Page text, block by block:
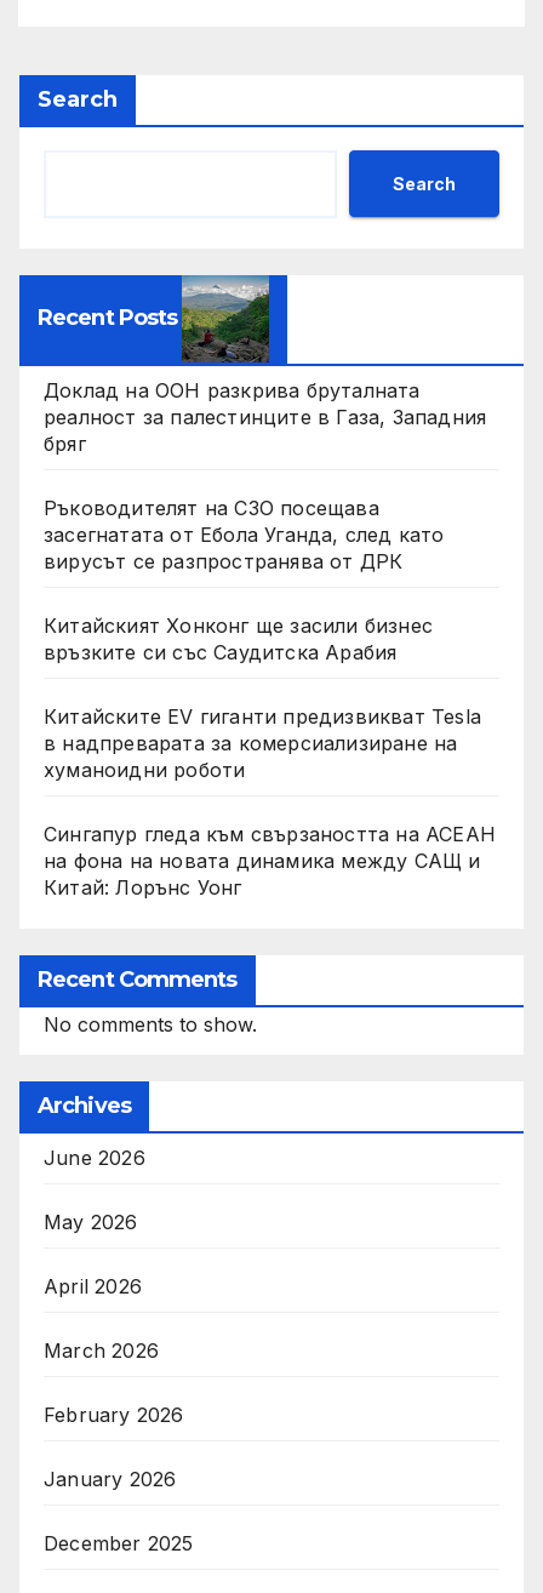
Search
Search
Recent Posts
Доклад на ООН разкрива бруталната
реалност за палестинците в Газа, Западния
бряг
Ръководителят на СЗО посещава
засегнатата от Ебола Уганда, след като
вирусът се разпространява от ДРК
Китайският Хонконг ще засили бизнес
връзките си със Саудитска Арабия
Китайските EV гиганти предизвикват Tesla
в надпреварата за комерсиализиране на
хуманоидни роботи
Сингапур гледа към свързаността на АСЕАН
на фона на новата динамика между САЩ и
Китай: Лорънс Уонг
Recent Comments
No comments to show.
Archives
June 2026
May 2026
April 2026
March 2026
February 2026
January 2026
December 2025